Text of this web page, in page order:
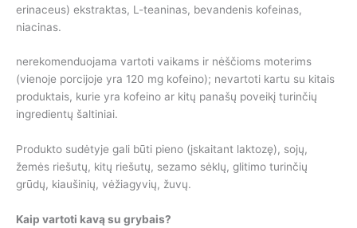
erinaceus) ekstraktas, L-teaninas, bevandenis kofeinas,
niacinas.
nerekomenduojama vartoti vaikams ir nėščioms moterims
(vienoje porcijoje yra 120 mg kofeino); nevartoti kartu su kitais
produktais, kurie yra kofeino ar kitų panašų poveikį turinčių
ingredientų šaltiniai.
Produkto sudėtyje gali būti pieno (įskaitant laktozę), sojų,
žemės riešutų, kitų riešutų, sezamo sėklų, glitimo turinčių
grūdų, kiaušinių, vėžiagyvių, žuvų.
Kaip vartoti kavą su grybais?